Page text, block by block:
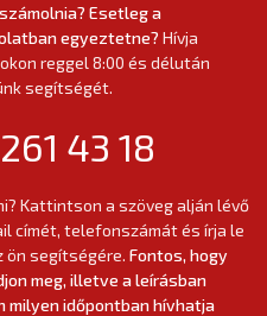
Esetleg a
egyeztetne? Hívja
reggel 8:00 és délután
segítségét.
43 18
Kattintson a szöveg alján lévő
címét, telefonszámát és írja le
ön segítségére. Fontos, hogy
meg, illetve a leírásban
milyen időpontban hívhatja